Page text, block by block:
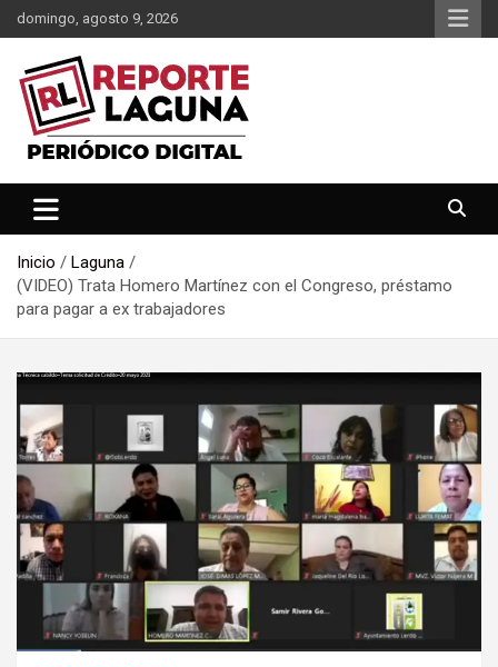
Saltar
al
contenido
domingo, agosto 9, 2026
Reporte Laguna
Inicio
Laguna
(VIDEO) Trata Homero Martínez con el Congreso, préstamo
para pagar a ex trabajadores